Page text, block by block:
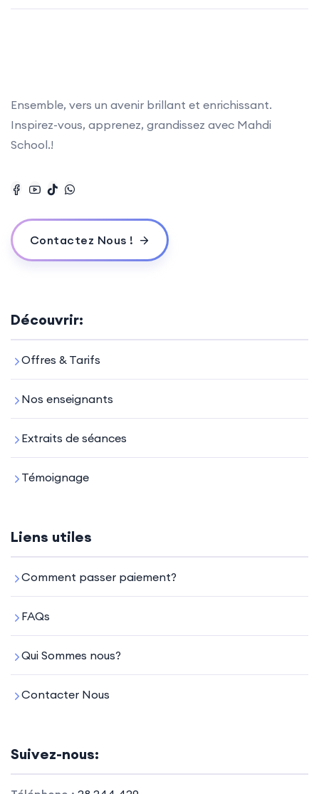
Ensemble, vers un avenir brillant et enrichissant.
Inspirez-vous, apprenez, grandissez avec Mahdi
School.!
Contactez Nous !
Découvrir:
Offres & Tarifs
Nos enseignants
Extraits de séances
Témoignage
Liens utiles
Comment passer paiement?
FAQs
Qui Sommes nous?
Contacter Nous
Suivez-nous: